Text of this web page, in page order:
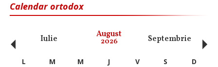
Calendar ortodox
Iulie August
2026 Septembrie
‹ L M M J V S
D